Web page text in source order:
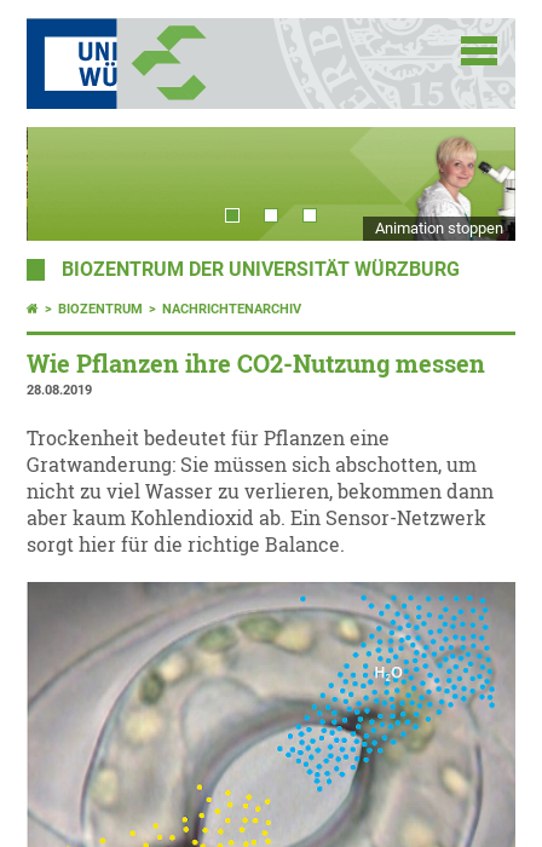
Animation stoppen
BIOZENTRUM DER UNIVERSITÄT WÜRZBURG
BIOZENTRUM NACHRICHTENARCHIV
Wie Pflanzen ihre CO2-Nutzung messen
28.08.2019
Trockenheit bedeutet für Pflanzen eine
Gratwanderung: Sie müssen sich abschotten, um
nicht zu viel Wasser zu verlieren, bekommen dann
aber kaum Kohlendioxid ab. Ein Sensor-Netzwerk
sorgt hier für die richtige Balance.